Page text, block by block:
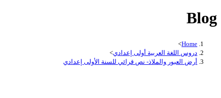
Blog
Home
>
دروس اللغة العربية أولى إعدادي>
أرض العبور والملاذ- نص قرائي للسنة الأولى إعدادي